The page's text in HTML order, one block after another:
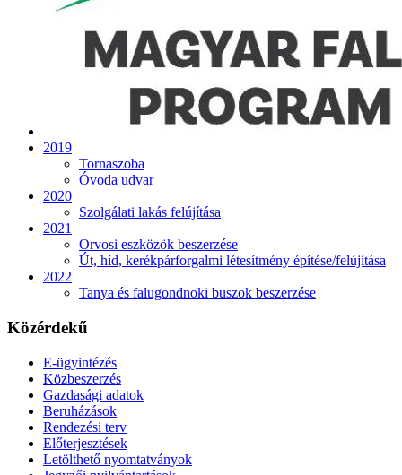
2019
Tornaszoba
Óvoda udvar
2020
Szolgálati lakás felújítása
2021
Orvosi eszközök beszerzése
Út, híd, kerékpárforgalmi létesítmény építése/felújítása
2022
Tanya és falugondnoki buszok beszerzése
Közérdekű
E-ügyintézés
Közbeszerzés
Gazdasági adatok
Beruházások
Rendezési terv
Előterjesztések
Letölthető nyomtatványok